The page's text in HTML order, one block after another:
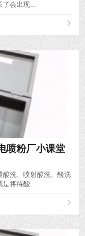
会出现...
喷粉厂小课堂
酸洗、喷射酸洗、酸洗
将待酸...